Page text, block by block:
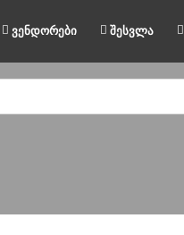
ვენდორები შესვლა